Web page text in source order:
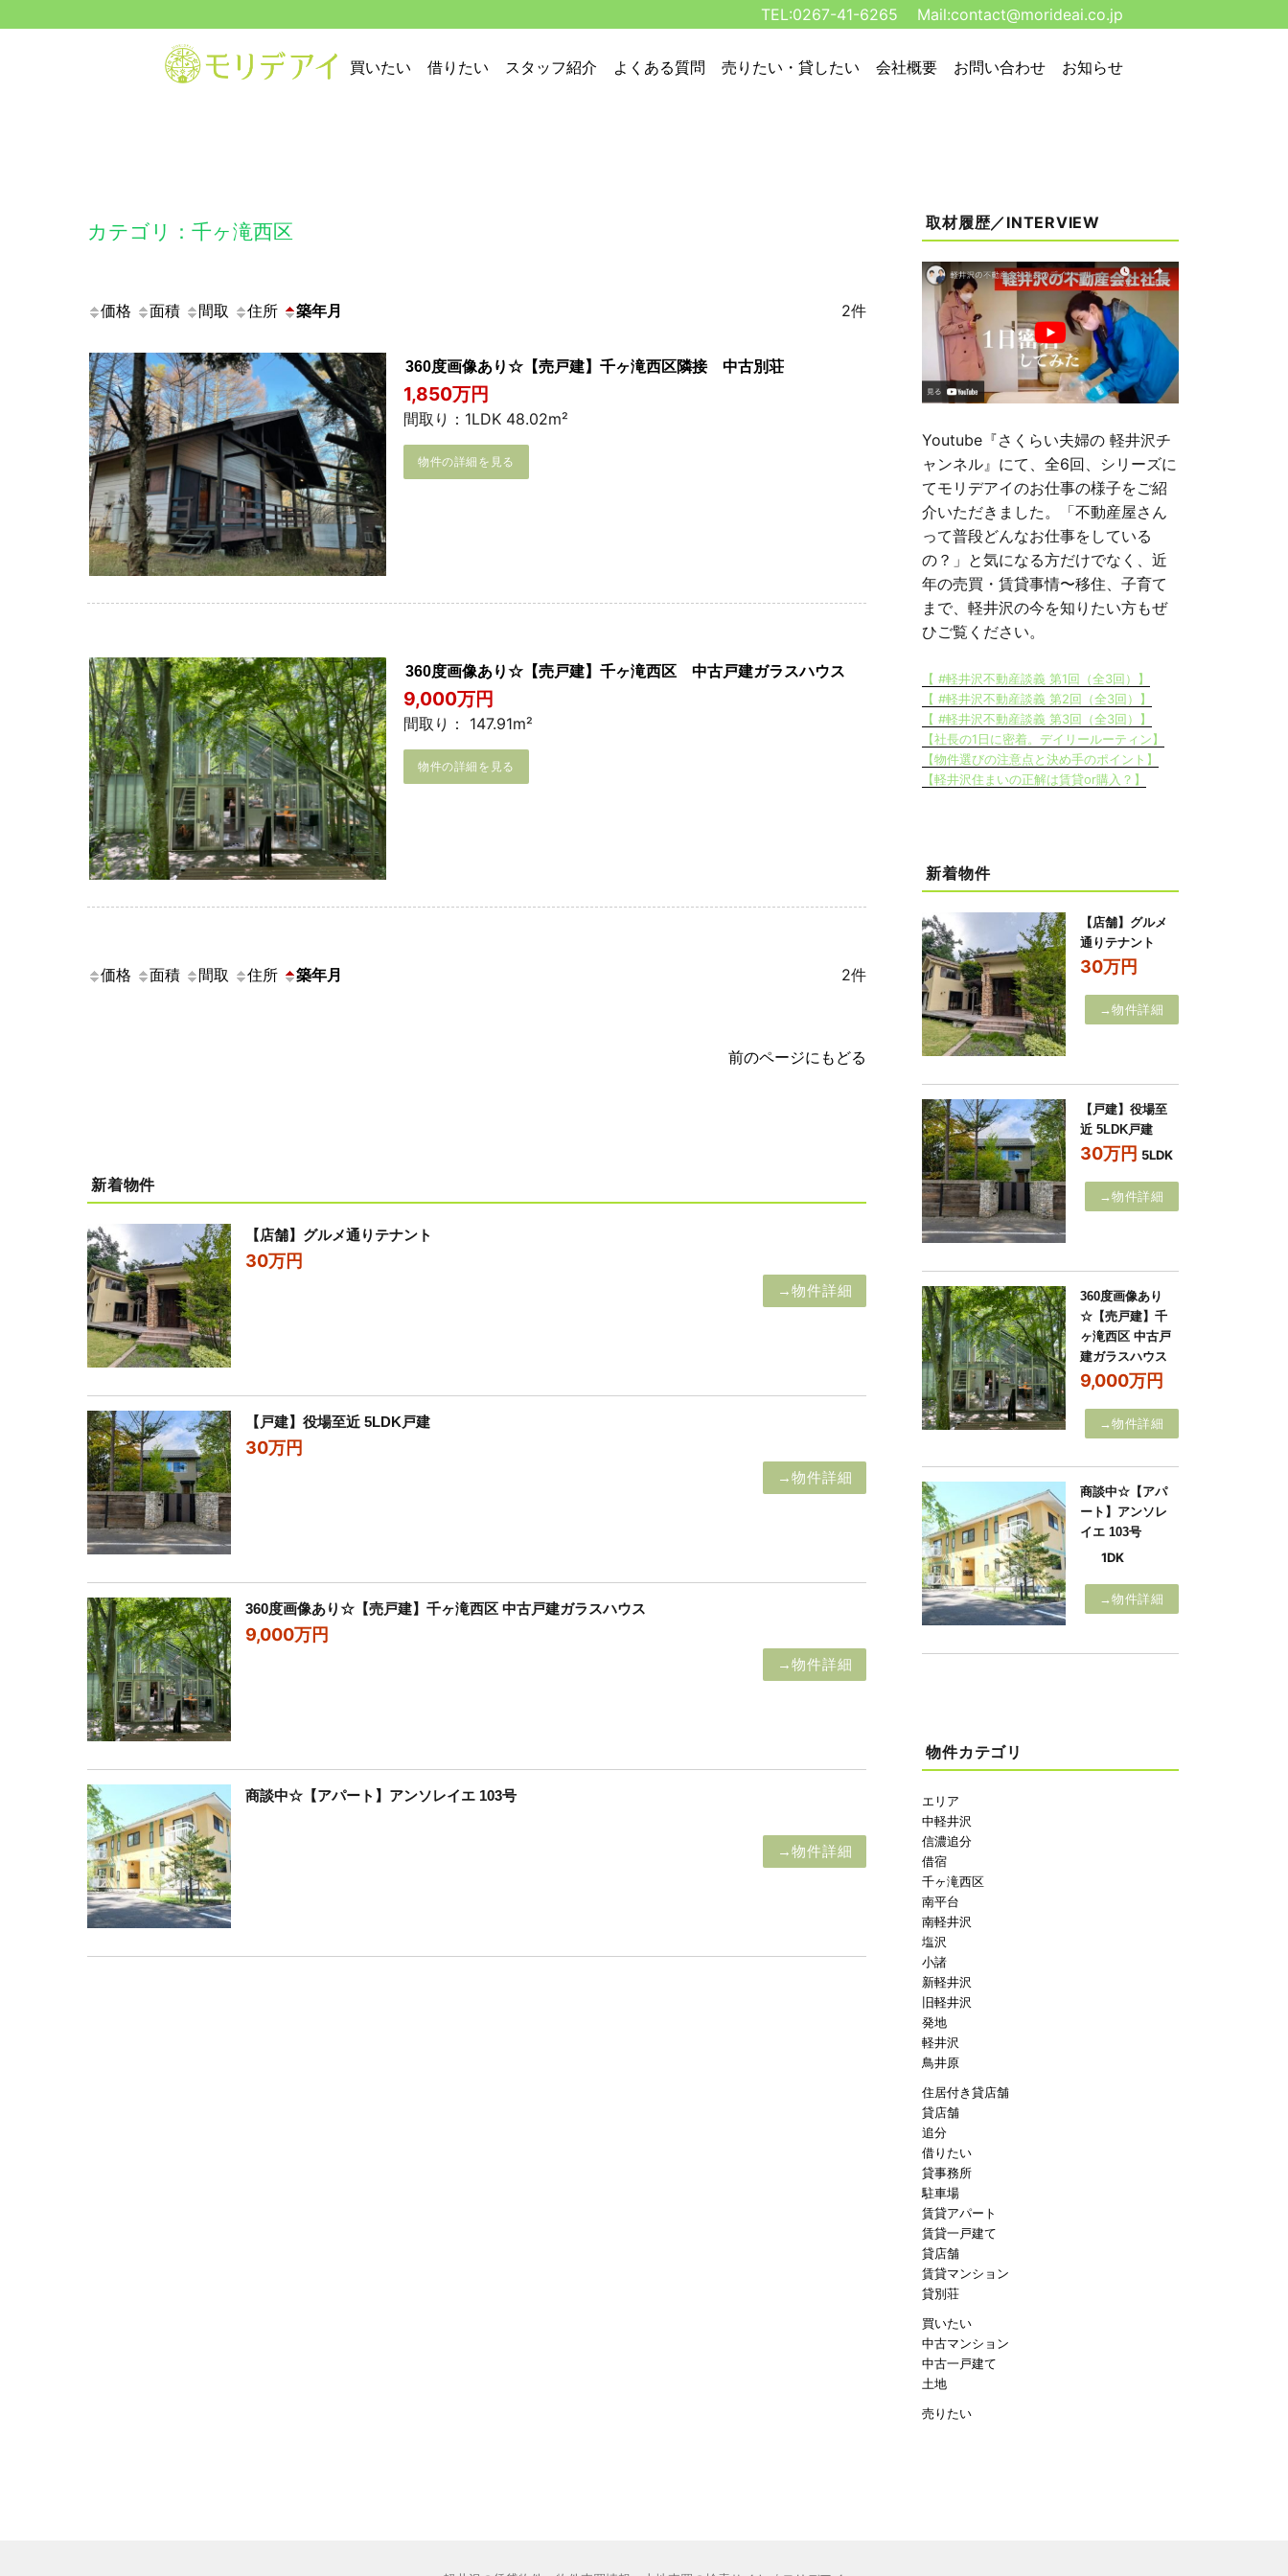
TEL:0267-41-6265 Mail:contact@morideai.co.jp
買いたい 借りたい スタッフ紹介 よくある質問 売りたい・貸したい 会社概要 お問い合わせ お知らせ
カテゴリ：千ヶ滝西区
価格 面積 間取 住所 築年月 2件
360度画像あり☆【売戸建】千ヶ滝西区隣接 中古別荘
1,850万円
間取り：1LDK 48.02m²
物件の詳細を見る
360度画像あり☆【売戸建】千ヶ滝西区 中古戸建ガラスハウス
9,000万円
間取り： 147.91m²
物件の詳細を見る
価格 面積 間取 住所 築年月 2件
前のページにもどる
新着物件
【店舗】グルメ通りテナント
30万円
→物件詳細
【戸建】役場至近 5LDK戸建
30万円
→物件詳細
360度画像あり☆【売戸建】千ヶ滝西区 中古戸建ガラスハウス
9,000万円
→物件詳細
商談中☆【アパート】アンソレイエ 103号
→物件詳細
取材履歴／INTERVIEW
Youtube『さくらい夫婦の 軽井沢チ
ャンネル』にて、全6回、シリーズに
てモリデアイのお仕事の様子をご紹
介いただきました。「不動産屋さん
って普段どんなお仕事をしている
の？」と気になる方だけでなく、近
年の売買・賃貸事情〜移住、子育て
まで、軽井沢の今を知りたい方もぜ
ひご覧ください。
【 #軽井沢不動産談義 第1回（全3回）】
【 #軽井沢不動産談義 第2回（全3回）】
【 #軽井沢不動産談義 第3回（全3回）】
【社長の1日に密着。デイリールーティン】
【物件選びの注意点と決め手のポイント】
【軽井沢住まいの正解は賃貸or購入？】
新着物件
【店舗】グルメ
通りテナント
30万円
→物件詳細
【戸建】役場至
近 5LDK戸建
30万円 5LDK
→物件詳細
360度画像あり
☆【売戸建】千
ヶ滝西区 中古戸
建ガラスハウス
9,000万円
→物件詳細
商談中☆【アパ
ート】アンソレ
イエ 103号
1DK
→物件詳細
物件カテゴリ
エリア
中軽井沢
信濃追分
借宿
千ヶ滝西区
南平台
南軽井沢
塩沢
小諸
新軽井沢
旧軽井沢
発地
軽井沢
鳥井原
住居付き貸店舗
貸店舗
追分
借りたい
貸事務所
駐車場
賃貸アパート
賃貸一戸建て
貸店舗
賃貸マンション
貸別荘
買いたい
中古マンション
中古一戸建て
土地
売りたい